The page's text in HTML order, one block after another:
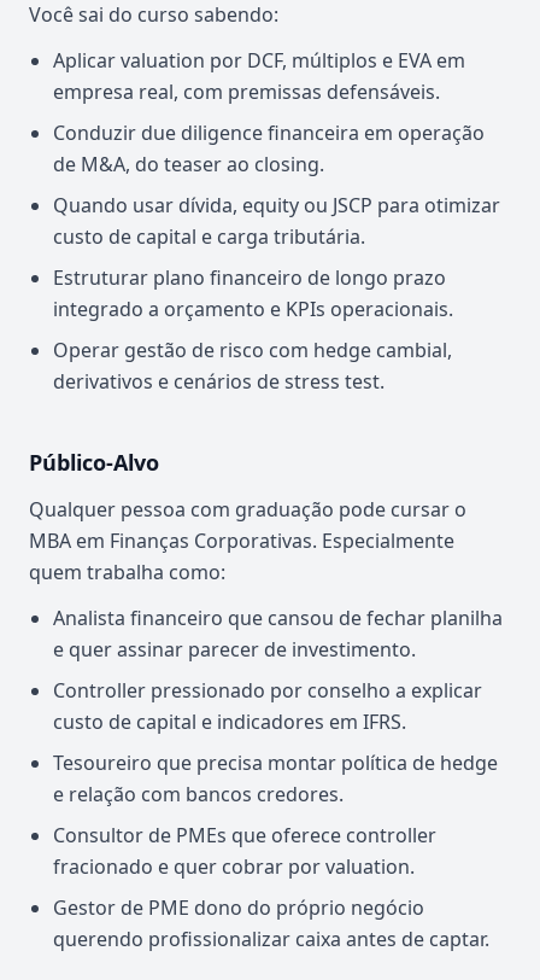
Você sai do curso sabendo:
Aplicar valuation por DCF, múltiplos e EVA em
empresa real, com premissas defensáveis.
Conduzir due diligence financeira em operação
de M&A, do teaser ao closing.
Quando usar dívida, equity ou JSCP para otimizar
custo de capital e carga tributária.
Estruturar plano financeiro de longo prazo
integrado a orçamento e KPIs operacionais.
Operar gestão de risco com hedge cambial,
derivativos e cenários de stress test.
Público-Alvo
Qualquer pessoa com graduação pode cursar o
MBA em Finanças Corporativas. Especialmente
quem trabalha como:
Analista financeiro que cansou de fechar planilha
e quer assinar parecer de investimento.
Controller pressionado por conselho a explicar
custo de capital e indicadores em IFRS.
Tesoureiro que precisa montar política de hedge
e relação com bancos credores.
Consultor de PMEs que oferece controller
fracionado e quer cobrar por valuation.
Gestor de PME dono do próprio negócio
querendo profissionalizar caixa antes de captar.